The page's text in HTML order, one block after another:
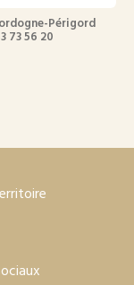
Périgord
73 56 20